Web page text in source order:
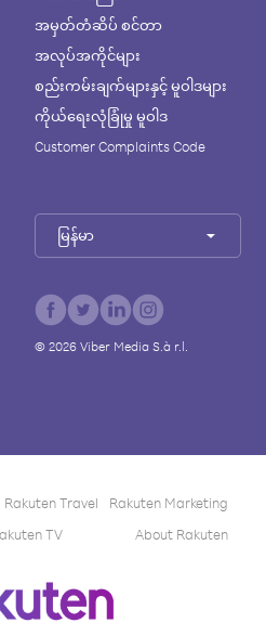
အမှတ်တံဆိပ် စင်တာ
အလုပ်အကိုင်များ
စည်းကမ်းချက်များနှင့် မူဝါဒများ
ကိုယ်ရေးလုံခြုံမှု မူဝါဒ
Customer Complaints Code
မြန်မာ
© 2026Viber Media S.à r.l.
Rakuten Travel
Rakuten Marketing
TV About Rakuten